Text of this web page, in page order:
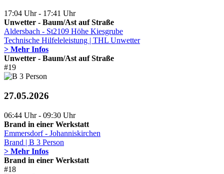
17:04 Uhr - 17:41 Uhr
Unwetter - Baum/Ast auf Straße
Aldersbach - St2109 Höhe Kiesgrube
Technische Hilfeleleistung | THL Unwetter
> Mehr Infos
Unwetter - Baum/Ast auf Straße
#19
27.05.2026
06:44 Uhr - 09:30 Uhr
Brand in einer Werkstatt
Emmersdorf - Johanniskirchen
Brand | B 3 Person
> Mehr Infos
Brand in einer Werkstatt
#18